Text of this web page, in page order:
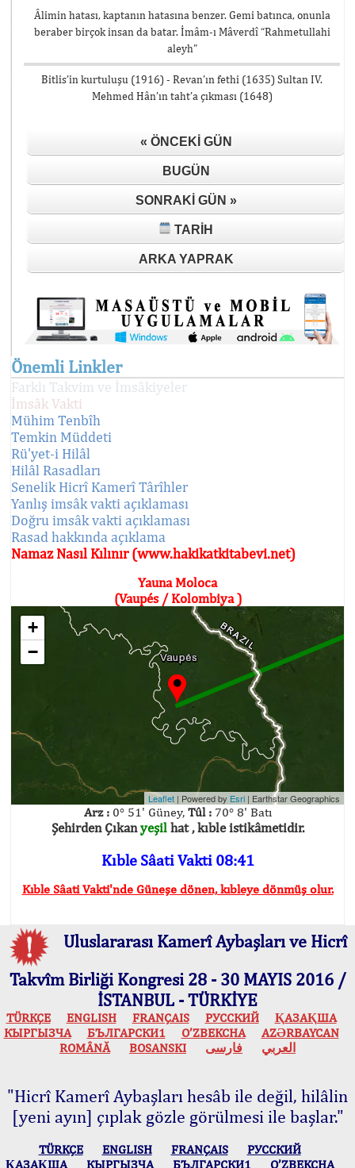
Âlimin hatası, kaptanın hatasına benzer. Gemi batınca, onunla
beraber birçok insan da batar. İmâm-ı Mâverdî “Rahmetullahi
aleyh”
Bitlis’in kurtuluşu (1916) - Revan’ın fethi (1635) Sultan IV.
Mehmed Hân’ın taht’a çıkması (1648)
« ÖNCEKI GÜN
BUGÜN
SONRAKI GÜN »
TARIH
ARKA YAPRAK
Önemli Linkler
Farklı Takvim ve İmsâkiyeler
İmsâk Vakti
Mühim Tenbîh
Temkin Müddeti
Rü'yet-i Hilâl
Hilâl Rasadları
Senelik Hicrî Kamerî Târîhler
Yanlış imsâk vakti açıklaması
Doğru imsâk vakti açıklaması
Rasad hakkında açıklama
Namaz Nasıl Kılınır (www.hakikatkitabevi.net)
Yauna Moloca
(Vaupés / Kolombiya )
+
−
Leaflet | Powered by Esri | Earthstar Geographics
Arz :0° 51' Güney, Tûl :70° 8' Batı
Şehirden Çıkanyeşilhat , kıble istikâmetidir.
Kıble Sâati Vakti 08:41
Kıble Sâati Vakti'nde Güneşe dönen, kıbleye dönmüş olur.
Uluslararası Kamerî Aybaşları ve Hicrî
Takvîm Birliği Kongresi 28 - 30 MAYIS 2016 /
İSTANBUL - TÜRKİYE
TÜRKÇE ENGLISH FRANÇAIS РУССКИЙ
ҚАЗАҚША
КЫPГЫЗЧA
БЪЛГАРСКИ1 O’ZBEKCHA
AZӘRBAYCAN
ROMÂNĂ
BOSANSKI العربي فارسی
"Hicrî Kamerî Aybaşları hesâb ile değil, hilâlin
[yeni ayın] çıplak gözle görülmesi ile başlar."
TÜRKÇE ENGLISH FRANÇAIS
РУССКИЙ
ҚАЗАҚША
КЫPГЫЗЧA БЪЛГАРСКИ1 O’ZBEKCHA